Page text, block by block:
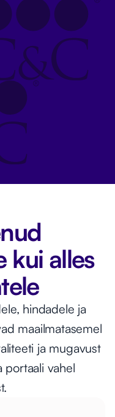
kui alles
hindadele ja
maailmatasemel
ja mugavust
portaali vahel